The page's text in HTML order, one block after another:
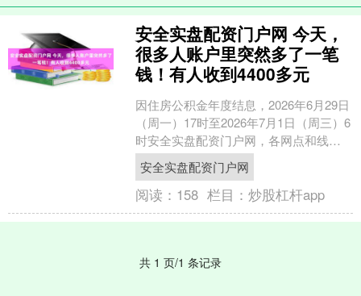
安全实盘配资门户网 今天，
很多人账户里突然多了一笔
钱！有人收到4400多元
因住房公积金年度结息，2026年6月29日
（周一）17时至2026年7月1日（周三）6
时安全实盘配资门户网，各网点和线上
渠道暂停办理公积金业务，各网点咨询
和线上....
安全实盘配资门户网
阅读： 158 栏目：炒股杠杆app
共 1 页/1 条记录